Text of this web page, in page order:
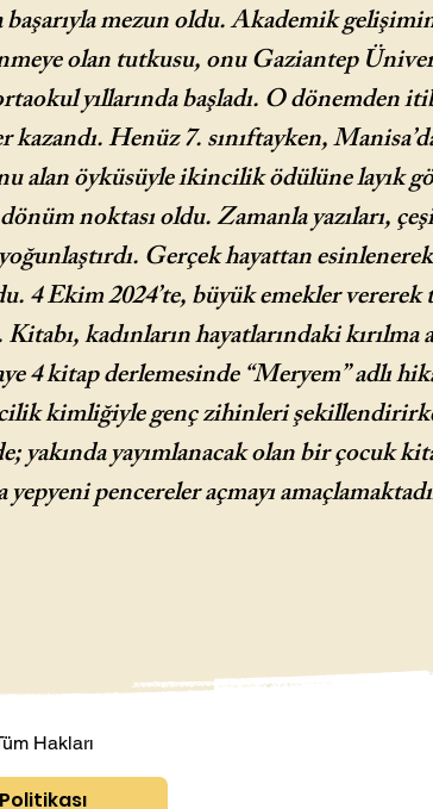
mezun oldu. Akademik
olan tutkusu, onu Gaziantep
yıllarında başladı. O dönemden
kazandı. Henüz 7. sınıftayken,
alan öyküsüyle ikincilik ödülüne layık
noktası oldu. Zamanla yazıları,
Gerçek hayattan
Ekim 2024’te, büyük emekler vererek
kadınların hayatlarındaki
4 kitap derlemesinde “Meryem” adlı
kimliğiyle genç zihinleri
yakında yayımlanacak olan bir çocuk
pencereler açmayı
Hakları